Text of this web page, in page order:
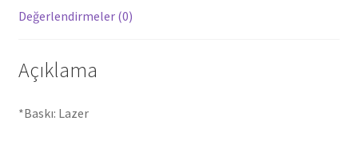
Değerlendirmeler (0)
Açıklama
*Baskı: Lazer